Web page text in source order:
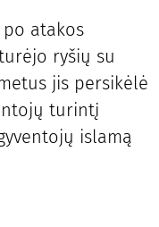
po atakos
ryšių su
jis persikėlė
turintį
islamą